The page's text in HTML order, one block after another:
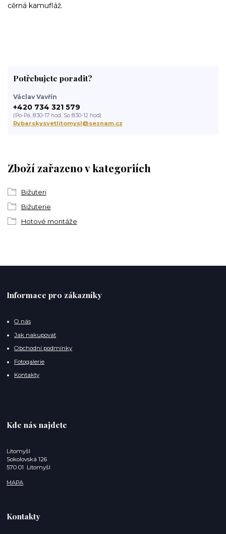
cěrná kamufláž.
Zboží zařazeno v kategoriích
Bižuteri
Bižuterie
Hotové montáže
Potřebujete poradit?
Václav Vavřín
+420 734 321 579
(Po-Pá, 8:30-17 hod. So 8:30-12 hod)
Rybarskysvetlitomysl@seznam.cz
Informace pro zákazníky
O nás
Jak nakupovat
Obchodní podmínky
Fotogalerie
Kontakty
Kde nás najdete
Litomyšl
Sokolovská 126
570 01 Litomyšl
MAPA
Kontakty